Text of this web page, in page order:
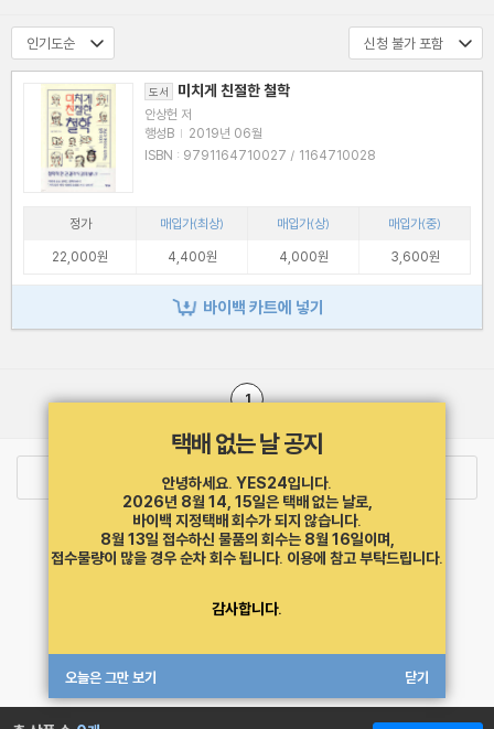
도서 미치게 친절한 철학
안상헌 저
행성B | 2019년 06월
ISBN : 9791164710027 / 1164710028
정가 매입가(최상) 매입가(상)
매입가(중)
22,000원
4,400원 4,000원 3,600원
바이백 카트에 넣기
1
택배 없는 날 공지
안녕하세요. YES24입니다.
2026년 8월 14, 15일은 택배 없는 날로,
바이백 지정택배 회수가 되지 않습니다.
8월 13일 접수하신 물품의 회수는 8월 16일이며,
접수물량이 많을 경우 순차 회수 됩니다. 이용에 참고 부탁드립니다.
감사합니다.
오늘은 그만 보기 닫기
최근 본 상품
고객센터 1544-3800 티켓 1544-6399
중고샵 1566-4295
eBook 1:1문의/채팅상담
개인정보처리방침
도서홍보
광고
MATOM11